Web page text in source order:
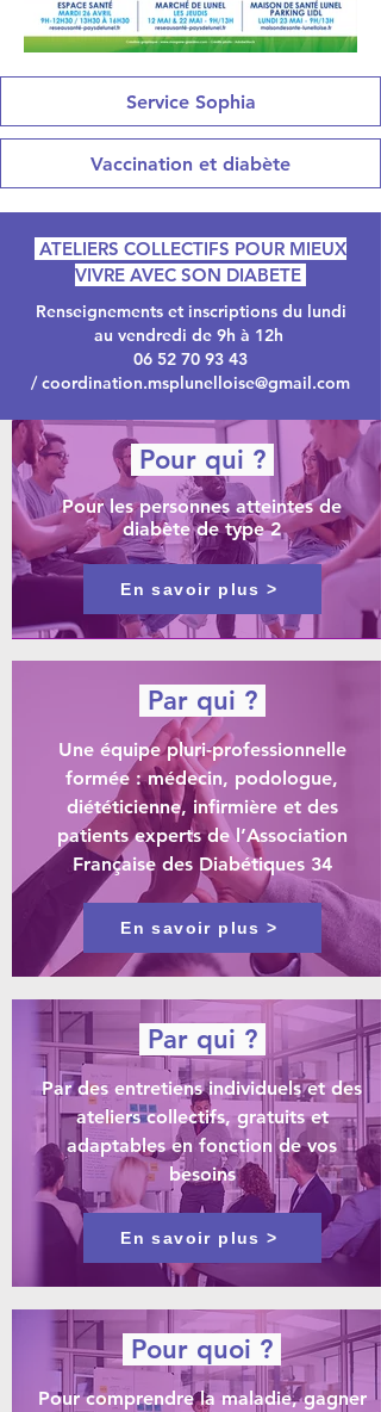
Service Sophia
Vaccination et diabète
ATELIERS COLLECTIFS POUR MIEUX
VIVRE AVEC SON DIABETE
Renseignements et inscriptions du lundi
au vendredi de 9h à 12h
06 52 70 93 43
/coordination.msplunelloise@gmail.com
Pour qui ?
Pour les personnes atteintes de
diabète de type 2
En savoir plus >
Par qui ?
Une équipe pluri-professionnelle
formée : médecin, podologue,
diététicienne, infirmière et des
patients experts de l’Association
Française des Diabétiques 34
En savoir plus >
Par qui ?
Par des entretiens individuels et des
ateliers collectifs, gratuits et
adaptables en fonction de vos
besoins
En savoir plus >
Pour quoi ?
Pour comprendre la maladie, gagner